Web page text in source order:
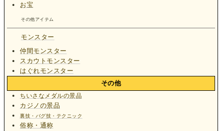
お宝
その他アイテム
モンスター
仲間モンスター
スカウトモンスター
はぐれモンスター
その他
ちいさなメダルの景品
カジノの景品
裏技・バグ技・テクニック
俗称・通称